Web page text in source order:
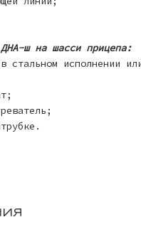
ш на шасси прицепа:
исполнении